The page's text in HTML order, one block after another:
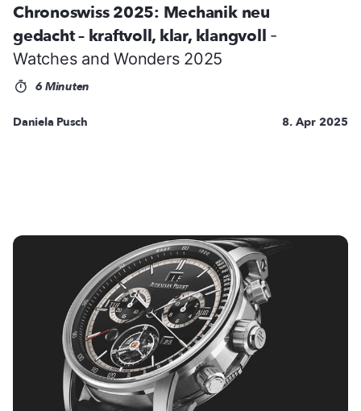
Chronoswiss 2025: Mechanik neu
gedacht – kraftvoll, klar, klangvoll -
Watches and Wonders 2025
6 Minuten
Daniela Pusch 8. Apr 2025